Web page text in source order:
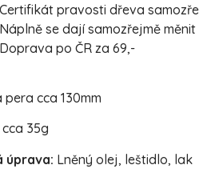
Certifikát pravosti dřeva
Náplně se dají samozřejmě měnit
Doprava po ČR za 69,-
pera cca 130mm
35g
úprava: Lněný olej, leštidlo, lak